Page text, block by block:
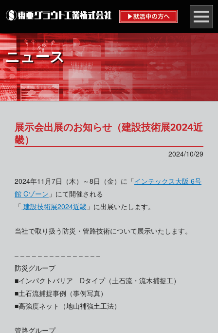
ニュース
展示会出展のお知らせ（建設技術展2024近
畿）
2024/10/29
2024年11月7日（木）～8日（金）に「インテックス大阪 6号
館 Cゾーン 」にて開催される
「 建設技術展2024近畿 」に出展いたします。
当社で取り扱う防災・管路技術について展示いたします。
– – – – – – – – – – – – – – –
防災グループ
■インパクトバリア Dタイプ（土石流・流木捕捉工）
■土石流捕捉事例（事例写真）
■高強度ネット（地山補強土工法）
管路グループ